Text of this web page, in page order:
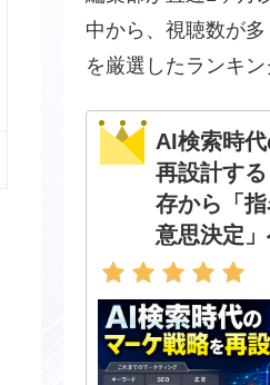
中から、視聴数が
を厳選したランキ
AI検索時
再設計す
存から「指
意思決定